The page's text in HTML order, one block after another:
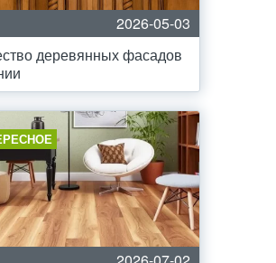
2026-05-03
деревянных фасадов